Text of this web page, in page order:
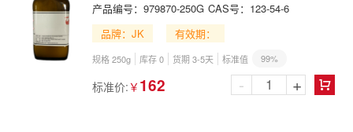
产品编号： 979870-250G CAS号： 123-54-6
品牌：JK
有效期：
规格 250g 库存 0 货期 3-5天 标准值 99%
标准价: ￥ 162 
- +